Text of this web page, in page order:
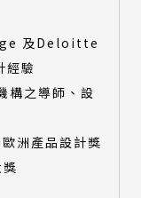
及Deloitte
經驗
構之導師、設
洲產品設計獎